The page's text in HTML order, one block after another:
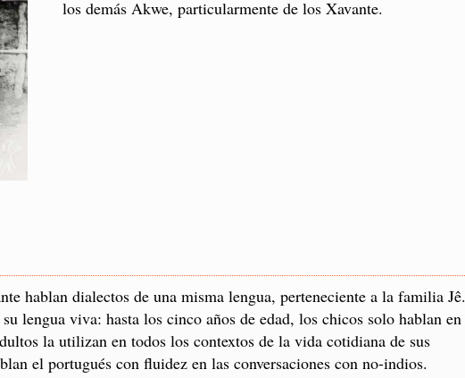
los demás Akwe, particularmente de los Xavante.
hablan dialectos de una misma lengua, perteneciente a la familia Jê.
lengua viva: hasta los cinco años de edad, los chicos solo hablan en
la utilizan en todos los contextos de la vida cotidiana de sus
el portugués con fluidez en las conversaciones con no-indios.